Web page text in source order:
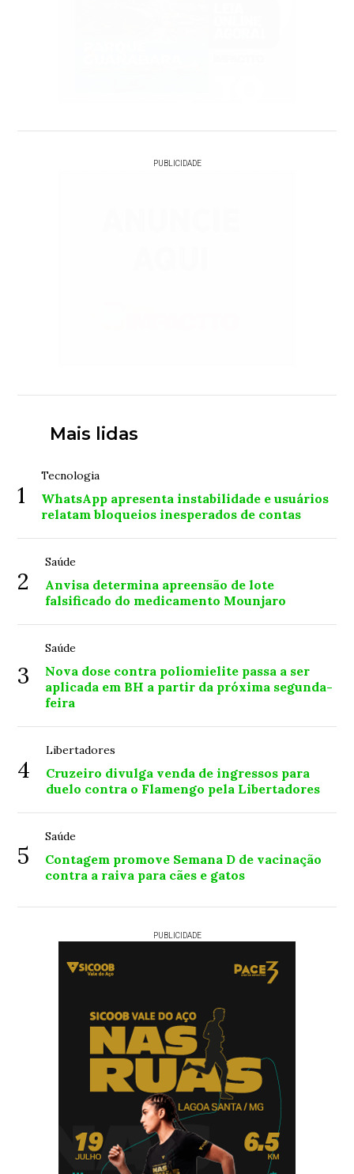
PUBLICIDADE
Mais lidas
1
Tecnologia
WhatsApp apresenta instabilidade e usuários
relatam bloqueios inesperados de contas
2
Saúde
Anvisa determina apreensão de lote
falsificado do medicamento Mounjaro
3
Saúde
Nova dose contra poliomielite passa a ser
aplicada em BH a partir da próxima segunda-
feira
4
Libertadores
Cruzeiro divulga venda de ingressos para
duelo contra o Flamengo pela Libertadores
5
Saúde
Contagem promove Semana D de vacinação
contra a raiva para cães e gatos
PUBLICIDADE